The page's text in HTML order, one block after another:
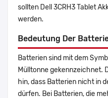
sollten Dell 3CRH3 Tablet
werden.
Bedeutung Der
Batterien sind mit dem
Mülltonne gekennzeichnet.
hin, dass Batterien nicht in
dürfen. Bei Batterien, die